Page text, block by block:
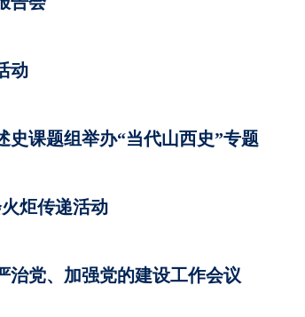
动
史课题组举办“当代山西史”专题
炬传递活动
治党、加强党的建设工作会议